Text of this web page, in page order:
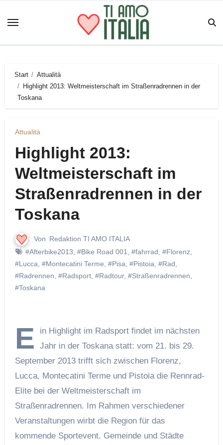
Inhalt
Start
Attualità
Highlight 2013: Weltmeisterschaft im Straßenradrennen in der
Toskana
Attualità
Highlight 2013:
Weltmeisterschaft im
Straßenradrennen in der
Toskana
Von Redaktion TI AMO ITALIA
#Afterbike2013 #Bike Road 001 #fahrrad #Florenz
#Lucca #Montecatini Terme #Pisa #Pistoia #Rad
#Radrennen #Radsport, #Radtour, #Straßenradrennen
#Toskana
E
in Highlight im Radsport findet im nächsten
Jahr in der Toskana statt: vom 21. bis 29.
September 2013 trifft sich zwischen Florenz,
Lucca, Montecatini Terme und Pistoia die Rennrad-
Elite bei der Weltmeisterschaft im
Straßenradrennen. Im Rahmen verschiedener
Veranstaltungen wirbt die Region für das
kommende Sportevent. Gemeinde und Städte